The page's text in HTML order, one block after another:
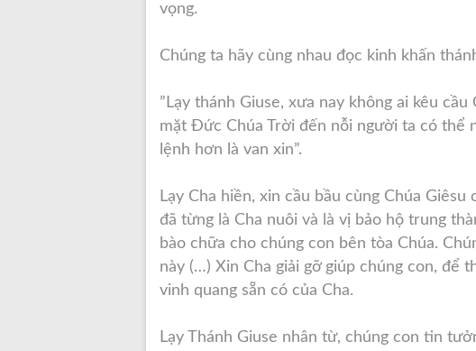
vọng.
Chúng ta hãy cùng nhau đọc kinh khấn
”Lạy thánh Giuse, xưa nay không ai kêu
mặt Đức Chúa Trời đến nỗi người ta có thể
lệnh hơn là van xin”.
Lạy Cha hiền, xin cầu bầu cùng Chúa
đã từng là Cha nuôi và là vị bảo hộ trung
bào chữa cho chúng con bên tòa Chúa.
này (…) Xin Cha giải gỡ giúp chúng con, để
vinh quang sẵn có của Cha.
Lạy Thánh Giuse nhân từ, chúng con tin